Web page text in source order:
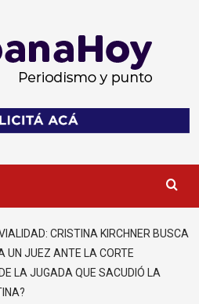
CRISTINA KIRCHNER BUSCA
UN JUEZ ANTE LA CORTE
LA JUGADA QUE SACUDIÓ LA